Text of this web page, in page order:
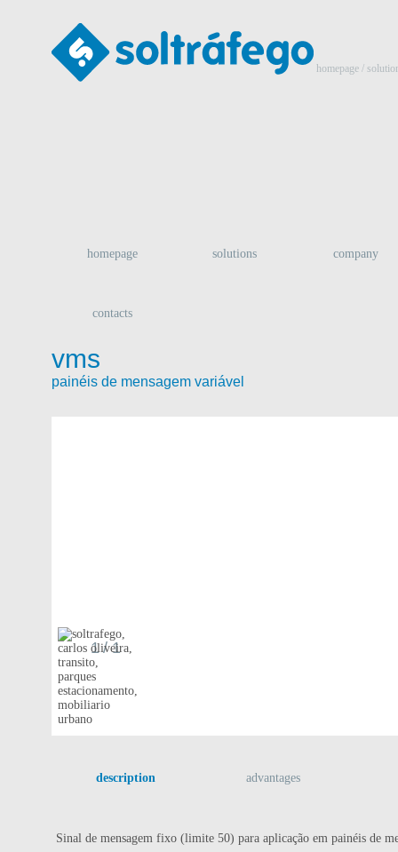
homepage solutions company
contacts
homepage /
vms
painéis de mensagem variável
1 / 1
description advantages
Sinal de mensagem fixo (limite 50) para aplicação em painéis de